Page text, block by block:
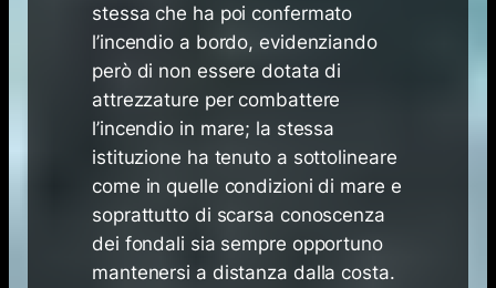
stessa che ha poi confermato
l’incendio a bordo, evidenziando
però di non essere dotata di
attrezzature per combattere
l’incendio in mare; la stessa
istituzione ha tenuto a sottolineare
come in quelle condizioni di mare e
soprattutto di scarsa conoscenza
dei fondali sia sempre opportuno
mantenersi a distanza dalla costa.